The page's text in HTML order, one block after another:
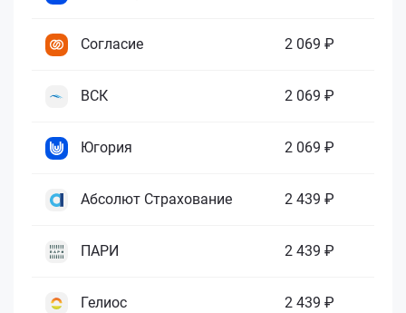
Согласие 2 069 ₽
ВСК 2 069 ₽
Югория 2 069 ₽
Абсолют Страхование 2 439 ₽
ПАРИ 2 439 ₽
Гелиос 2 439 ₽